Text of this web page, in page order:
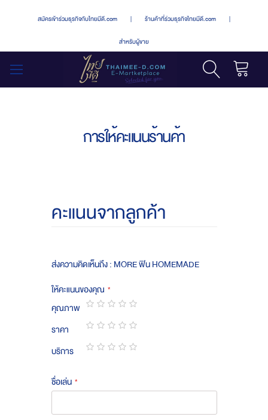
สมัครเข้าร่วมธุรกิจกับไทยมีดี.com | ร้านค้าที่ร่วมธุรกิจไทยมีดี.com |
สำหรับผู้ขาย
การให้คะแนนร้านค้า
คะแนนจากลูกค้า
ส่งความคิดเห็นถึง : MORE ฟิน HOMEMADE
ให้คะแนนของคุณ
คุณภาพ
1
star
2
stars
3
stars
4
stars
5
stars
ราคา
1
star
2
stars
3
stars
4
stars
5
stars
บริการ
ชื่อเล่น